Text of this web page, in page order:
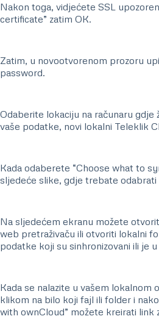
Nakon toga, vidjećete SSL
certificate” zatim OK.
Zatim, u novootvorenom prozoru
password.
Odaberite lokaciju na računaru gdje
vaše podatke, novi lokalni Teleklik
Kada odaberete “Choose what to
sljedeće slike, gdje trebate odabrati
Na sljedećem ekranu možete
web pretraživaču ili otvoriti lokalni
podatke koji su sinhronizovani ili je
Kada se nalazite u vašem lokalnom
klikom na bilo koji fajl ili folder i
with ownCloud” možete kreirati link